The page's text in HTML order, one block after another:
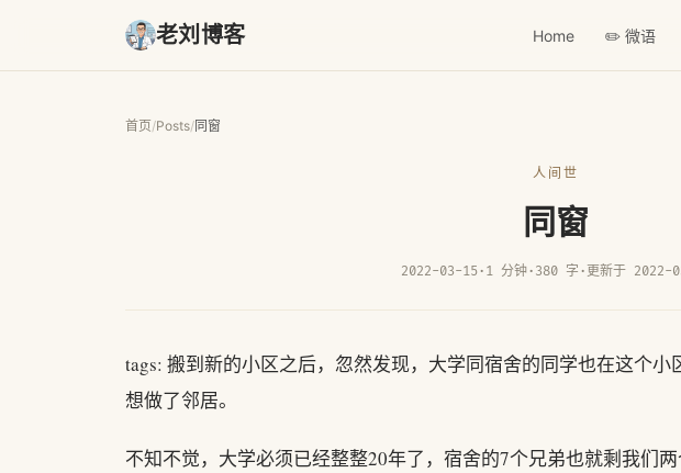
老刘博客 Home ✏️ 微语
首页/Posts/同窗
人间世
同窗
2022-03-15· 1 分钟· 380 字 · 更新于 2022-
tags: 搬到新的小区之后，忽然发现，大学同宿舍的同学也在这个
想做了邻居。
不知不觉，大学必须已经整整20年了，宿舍的7个兄弟也就剩我们